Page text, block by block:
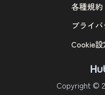
Copyright ©
各種規
プライ
Cookie